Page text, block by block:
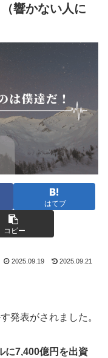
響かない人に
はてブ
コピー
2025.09.19 2025.09.21
発表がされました。
に7,400億円を出資